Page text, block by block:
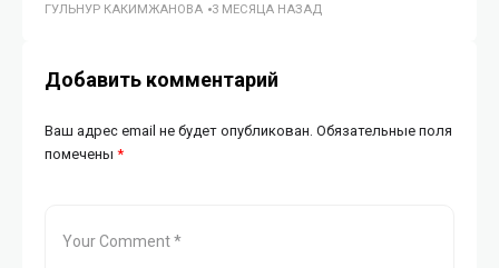
ГУЛЬНУР КАКИМЖАНОВА 3 МЕСЯЦА НАЗАД
Добавить комментарий
Ваш адрес email не будет опубликован. Обязательные поля
помечены *